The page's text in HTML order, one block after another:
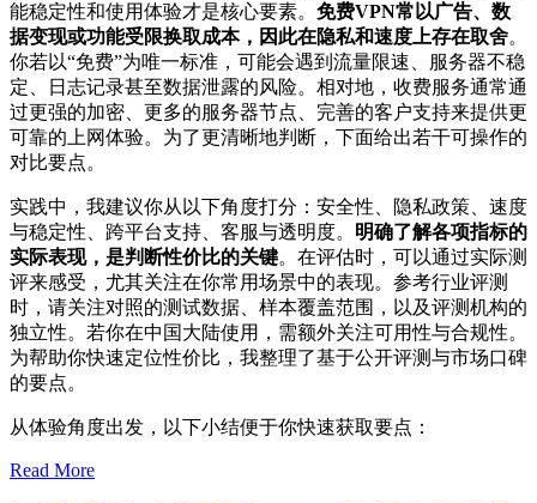
能稳定性和使用体验才是核心要素。 免费VPN常以广告、数
据变现或功能受限换取成本，因此在隐私和速度上存在取舍。
你若以“免费”为唯一标准，可能会遇到流量限速、服务器不稳
定、日志记录甚至数据泄露的风险。相对地，收费服务通常通
过更强的加密、更多的服务器节点、完善的客户支持来提供更
可靠的上网体验。为了更清晰地判断，下面给出若干可操作的
对比要点。
实践中，我建议你从以下角度打分：安全性、隐私政策、速度
与稳定性、跨平台支持、客服与透明度。 明确了解各项指标的
实际表现，是判断性价比的关键。在评估时，可以通过实际测
评来感受，尤其关注在你常用场景中的表现。参考行业评测
时，请关注对照的测试数据、样本覆盖范围，以及评测机构的
独立性。若你在中国大陆使用，需额外关注可用性与合规性。
为帮助你快速定位性价比，我整理了基于公开评测与市场口碑
的要点。
从体验角度出发，以下小结便于你快速获取要点：
Read More